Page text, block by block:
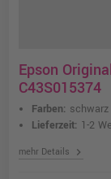
Epson
C43S015374
Farben: schwarz
Lieferzeit: 1-2
mehr Details chevron_right